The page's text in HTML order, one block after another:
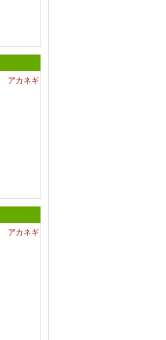
アカネギ
アカネギ